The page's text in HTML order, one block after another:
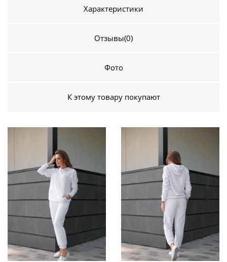
Характеристики
Отзывы(0)
Фото
К этому товару покупают